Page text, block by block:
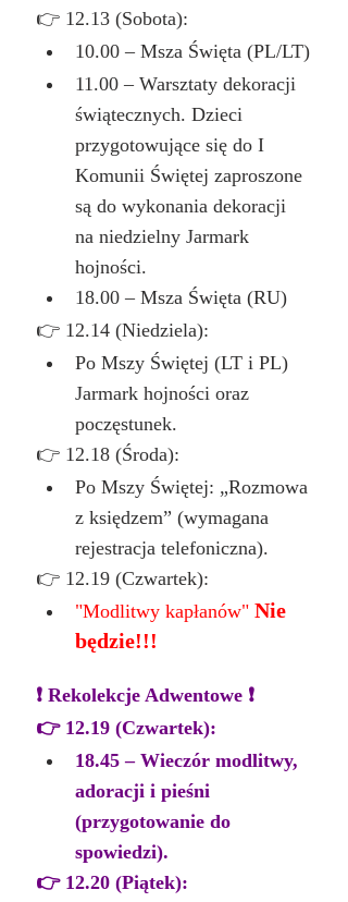
👉 12.13 (Sobota):
10.00 – Msza Święta (PL/LT)
11.00 – Warsztaty dekoracji
świątecznych. Dzieci
przygotowujące się do I
Komunii Świętej zaproszone
są do wykonania dekoracji
na niedzielny Jarmark
hojności.
18.00 – Msza Święta (RU)
👉 12.14 (Niedziela):
Po Mszy Świętej (LT i PL)
Jarmark hojności oraz
poczęstunek.
👉 12.18 (Środa):
Po Mszy Świętej: „Rozmowa
z księdzem” (wymagana
rejestracja telefoniczna).
👉 12.19 (Czwartek):
"Modlitwy kapłanów" Nie
będzie!!!
❗️ Rekolekcje Adwentowe ❗️
👉 12.19 (Czwartek):
18.45 – Wieczór modlitwy,
adoracji i pieśni
(przygotowanie do
spowiedzi).
👉 12.20 (Piątek):